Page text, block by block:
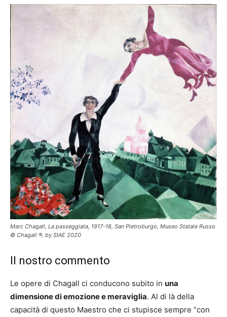
Marc Chagall, La passeggiata, 1917-18, San Pietroburgo, Museo Statale Russo
© Chagall ®, by SIAE 2020
Il nostro commento
Le opere di Chagall ci conducono subito in una
dimensione di emozione e meraviglia. Al di là della
capacità di questo Maestro che ci stupisce sempre “con